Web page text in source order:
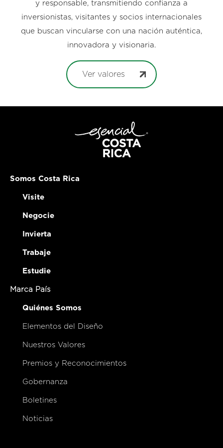
y responsable, transmitiendo confianza a
inversionistas, visitantes y socios internacionales
que buscan vincularse con una nación auténtica,
innovadora y visionaria.
Ver valores
Somos Costa Rica
Visite
Negocie
Invierta
Trabaje
Estudie
Marca País
Quiénes Somos
Elementos del Diseño
Nuestros Valores
Premios y Reconocimientos
Gobernanza
Boletines
Noticias